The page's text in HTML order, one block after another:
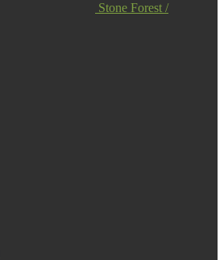
Stone Forest /